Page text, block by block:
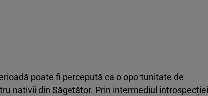
poate fi percepută ca o oportunitate de
nativii din Săgetător. Prin intermediul introspecției